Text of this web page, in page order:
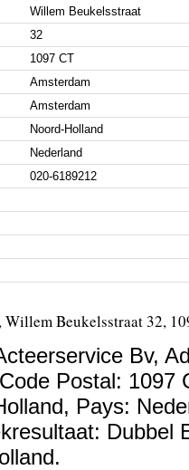
Willem Beukelsstraat
32
1097 CT
Amsterdam
Amsterdam
Noord-Holland
Nederland
020-6189212
Beukelsstraat 32,
Bv,
Postal: 1097
, Pays:
Dubbel